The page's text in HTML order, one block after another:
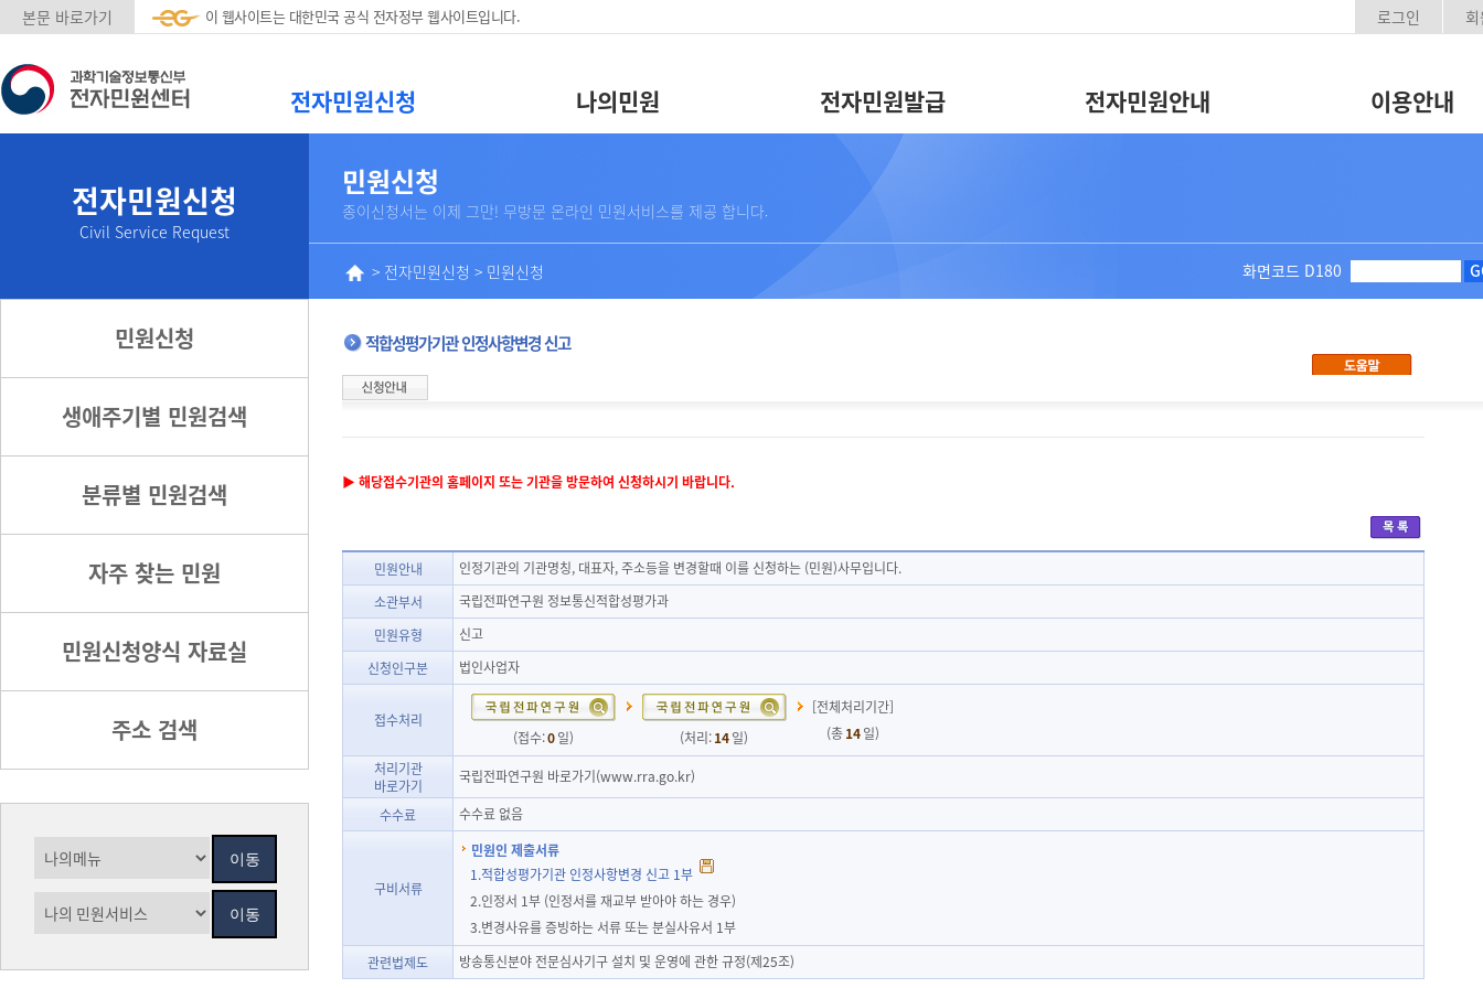
본문 바로가기 이 웹사이트는 대한민국 공식 전자정부 웹사이트입니다. 로그인
전자민원신청 나의민원 전자민원발급 전자민원안내 이용안내
전자민원신청
Civil Service Request
민원신청
생애주기별 민원검색
분류별 민원검색
자주 찾는 민원
민원신청양식 자료실
주소 검색
민원신청
종이신청서는 이제 그만! 무방문 온라인 민원서비스를 제공 합니다.
> 전자민원신청 > 민원신청 화면코드 D180
적합성평가기관 인정사항변경 신고
▶ 해당접수기관의 홈페이지 또는 기관을 방문하여 신청하시기 바랍니다.
민원안내
인정기관의 기관명칭, 대표자, 주소등을 변경할때 이를 신청하는 (민원)사무입니다.
소관부서
국립전파연구원 정보통신적합성평가과
민원유형
신고
신청인구분
법인사업자
접수처리
(접수:0 일) (처리:14일)
[전체처리기간]
(총14일)
처리기관
바로가기
국립전파연구원 바로가기(www.rra.go.kr)
수수료 수수료 없음
구비서류
민원인 제출서류
1.적합성평가기관 인정사항변경 신고 1부
2.인정서 1부 (인정서를 재교부 받아야 하는 경우)
3.변경사유를 증빙하는 서류 또는 분실사유서 1부
관련법제도
방송통신분야 전문심사기구 설치 및 운영에 관한 규정(제25조)